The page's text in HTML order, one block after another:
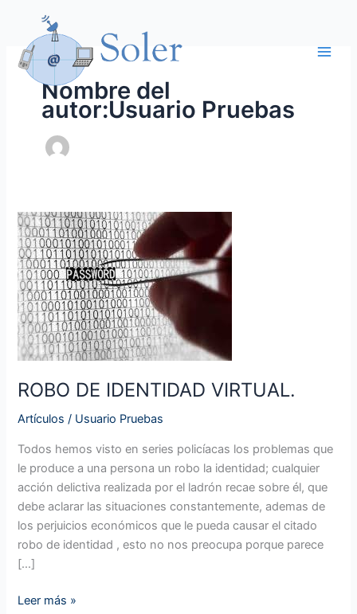
contenido
Nombre del
autor:Usuario Pruebas
ROBO DE IDENTIDAD VIRTUAL.
Artículos / Usuario Pruebas
Todos hemos visto en series policíacas los problemas que
le produce a una persona un robo la identidad; cualquier
acción delictiva realizada por el ladrón recae sobre él, que
debe aclarar las situaciones constantemente, ademas de
los perjuicios económicos que le pueda causar el citado
robo de identidad , esto no nos preocupa porque parece
[…]
ROBO
DE
IDENTIDAD
VIRTUAL.
Leer más »